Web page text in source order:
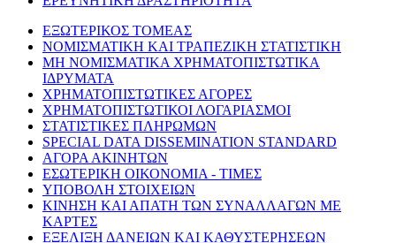
ΕΞΩΤΕΡΙΚΟΣ ΤΟΜΕΑΣ
ΝΟΜΙΣΜΑΤΙΚΗ ΚΑΙ ΤΡΑΠΕΖΙΚΗ ΣΤΑΤΙΣΤΙΚΗ
ΜΗ ΝΟΜΙΣΜΑΤΙΚΑ ΧΡΗΜΑΤΟΠΙΣΤΩΤΙΚΑ
ΙΔΡΥΜΑΤΑ
ΧΡΗΜΑΤΟΠΙΣΤΩΤΙΚΕΣ ΑΓΟΡΕΣ
ΧΡΗΜΑΤΟΠΙΣΤΩΤΙΚΟΙ ΛΟΓΑΡΙΑΣΜΟΙ
ΣΤΑΤΙΣΤΙΚΕΣ ΠΛΗΡΩΜΩΝ
SPECIAL DATA DISSEMINATION STANDARD
ΑΓΟΡΑ ΑΚΙΝΗΤΩΝ
ΕΣΩΤΕΡΙΚΗ ΟΙΚΟΝΟΜΙΑ - ΤΙΜΕΣ
ΥΠΟΒΟΛΗ ΣΤΟΙΧΕΙΩΝ
ΚΙΝΗΣΗ ΚΑΙ ΑΠΑΤΗ ΤΩΝ ΣΥΝΑΛΛΑΓΩΝ ΜΕ
ΚΑΡΤΕΣ
ΕΞΕΛΙΞΗ ΔΑΝΕΙΩΝ ΚΑΙ ΚΑΘΥΣΤΕΡΗΣΕΩΝ